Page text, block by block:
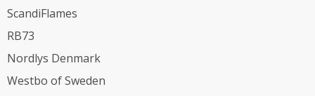
ScandiFlames
RB73
Nordlys Denmark
Westbo of Sweden